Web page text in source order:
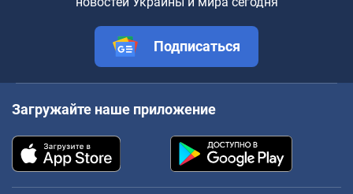
Подписаться
Загружайте наше приложение